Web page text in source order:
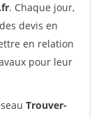
. Chaque jour,
devis en
en relation
pour leur
Trouver-